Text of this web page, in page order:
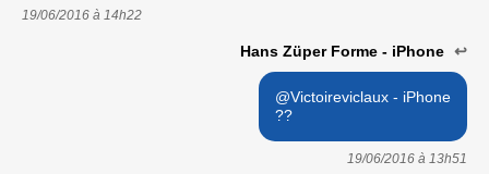
19/06/2016 à 14h22
Hans Züper Forme - iPhone ↩
@Victoireviclaux - iPhone
??
19/06/2016 à 13h51